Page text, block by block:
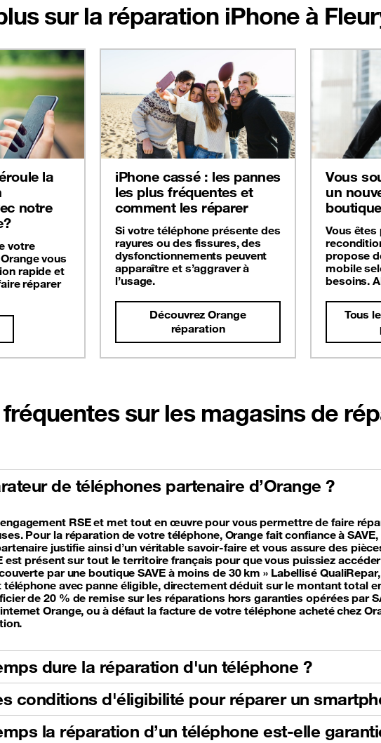
sur la réparation iPhone à
la
notre
votre
vous
rapide et
réparer
iPhone cassé : les pannes
les plus fréquentes et
comment les réparer
Si votre téléphone présente des
rayures ou des fissures, des
dysfonctionnements peuvent
apparaître et s’aggraver à
l’usage.
Découvrez Orange
réparation
Vous
un
Vous êtes
propose
mobile
besoins.
Tous
sur les magasins de
de téléphones partenaire d’Orange ?
RSE et met tout en œuvre pour vous permettre de faire
Pour la réparation de votre téléphone, Orange fait confiance à
justifie ainsi d’un véritable savoir-faire et vous assure des
est présent sur tout le territoire français pour que vous puissiez
par une boutique SAVE à moins de 30 km » Labellisé
avec panne éligible, directement déduit sur le montant total
de 20 % de remise sur les réparations hors garanties opérées par
Orange, ou à défaut la facture de votre téléphone acheté chez
dure la réparation d'un téléphone ?
conditions d'éligibilité pour réparer un
la réparation d’un téléphone est-elle